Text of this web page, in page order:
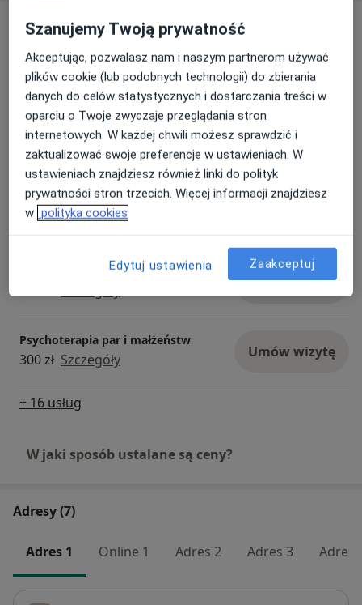
Prosimy uprzejmie przybyć na wizytę
najwcześniej 5 minut przed umówionym
terminem i w razie potrzeby poczekać na fotelach
znajdujących się na korytarzu na drugim piętrze.
Usługi i ceny
Konsultacja psychologiczna
Od 200 zł Szczegóły Umów wizytę
Konsultacja psychologiczna
(pierwsza wizyta)
220 zł Szczegóły
Umów wizytę
Terapia psychologiczna
200 zł - 220 zł Szczegóły
Sesja psychologiczna
220 zł Szczegóły Umów wizytę
Psychoterapia par i małżeństw
300 zł Szczegóły Umów wizytę
+ 16 usług
W jaki sposób ustalane są ceny?
Adresy (7)
Adres 1 Online 1 Adres 2 Adres 3 Adres
Szanujemy Twoją prywatność
Akceptując, pozwalasz nam i naszym partnerom używać
plików cookie (lub podobnych technologii) do zbierania
danych do celów statystycznych i dostarczania treści w
oparciu o Twoje zwyczaje przeglądania stron
internetowych. W każdej chwili możesz sprawdzić i
zaktualizować swoje preferencje w ustawieniach. W
ustawieniach znajdziesz również linki do polityk
prywatności stron trzecich. Więcej informacji znajdziesz
w polityka cookies
Edytuj ustawienia Zaakceptuj